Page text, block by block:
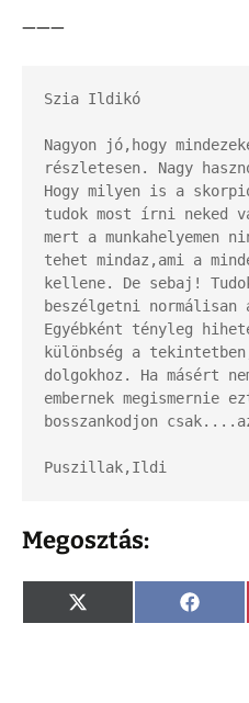
———
Szia Ildikó
Nagyon jó,hogy
részletesen. Nagy
Hogy milyen is a
tudok most írni neked
mert a munkahelyemen
tehet mindaz,ami a
kellene. De sebaj!
beszélgetni normálisan
Egyébként tényleg
különbség a
dolgokhoz. Ha másért
embernek megismernie
bosszankodjon
Puszillak,Ildi
Megosztás:
Share
on
X
(
Share
on
F
a